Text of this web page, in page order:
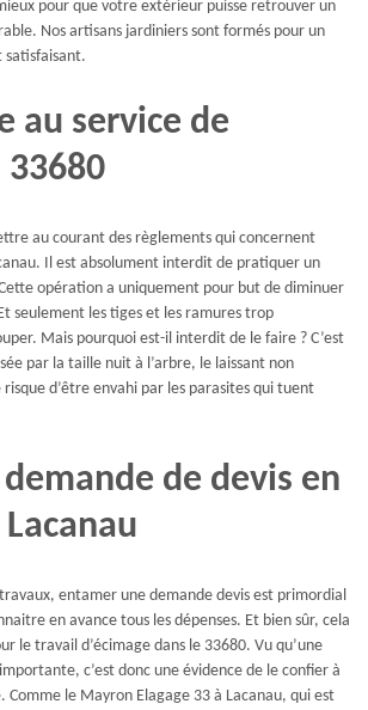
pour que votre extérieur puisse retrouver un
Nos artisans jardiniers sont formés pour un
au service de
33680
au courant des règlements qui concernent
Il est absolument interdit de pratiquer un
opération a uniquement pour but de diminuer
seulement les tiges et les ramures trop
Mais pourquoi est-il interdit de le faire ? C’est
par la taille nuit à l’arbre, le laissant non
d’être envahi par les parasites qui tuent
de devis en
entamer une demande devis est primordial
en avance tous les dépenses. Et bien sûr, cela
le travail d’écimage dans le 33680. Vu qu’une
c’est donc une évidence de le confier à
le Mayron Elagage 33 à Lacanau, qui est